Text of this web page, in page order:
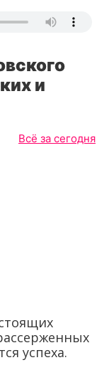
и
Всё за сегодня
успеха.